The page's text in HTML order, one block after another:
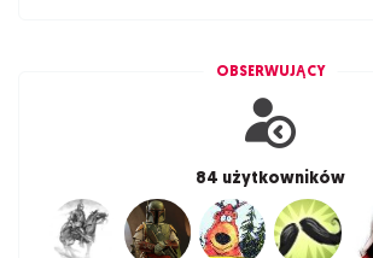
OBSERWUJĄCY
84 użytkowników